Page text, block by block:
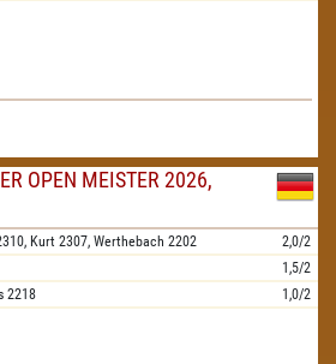
OPEN MEISTER 2026,
Kurt 2307, Werthebach 2202
2,0/2
1,5/2
2218 1,0/2